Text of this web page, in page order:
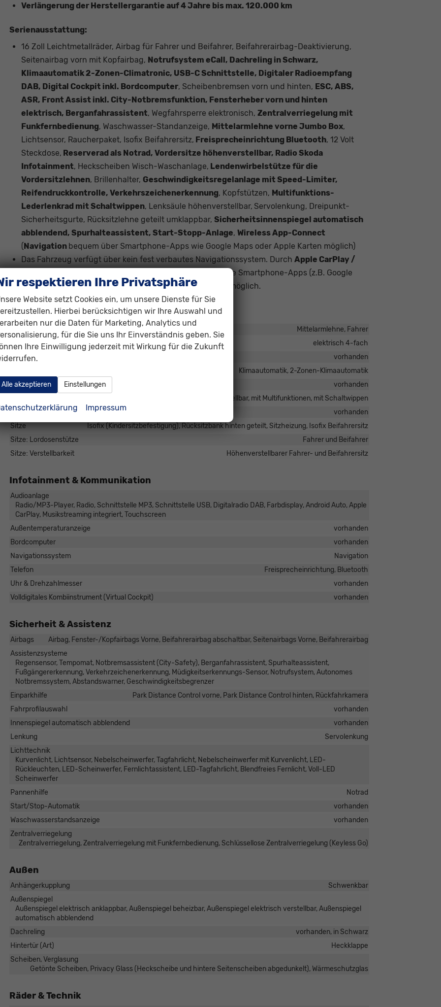
Verlängerung der Herstellergarantie auf 4 Jahre bis max. 120.000 km
Serienausstattung:
16 Zoll Leichtmetallräder, Airbag für Fahrer und Beifahrer, Beifahrerairbag-Deaktivierung,
Seitenairbag vorn mit Kopfairbag, Notrufsystem eCall, Dachreling in Schwarz,
Klimaautomatik 2-Zonen-Climatronic, USB-C Schnittstelle, Digitaler Radioempfang
DAB, Digital Cockpit inkl. Bordcomputer, Scheibenbremsen vorn und hinten, ESC, ABS,
ASR, Front Assist inkl. City-Notbremsfunktion, Fensterheber vorn und hinten
elektrisch, Berganfahrassistent, Wegfahrsperre elektronisch, Zentralverriegelung mit
Funkfernbedienung, Waschwasser-Standanzeige, Mittelarmlehne vorne Jumbo Box,
Lichtsensor, Raucherpaket, Isofix Beifahrersitz, Freisprecheinrichtung Bluetooth, 12 Volt
Steckdose, Reserverad als Notrad, Vordersitze höhenverstellbar, Radio Skoda
Infotainment, Heckscheiben Wisch-Waschanlage, Lendenwirbelstütze für die
Vordersitzlehnen, Brillenhalter, Geschwindigkeitsregelanlage mit Speed-Limiter,
Reifendruckkontrolle, Verkehrszeichenerkennung, Kopfstützen, Multifunktions-
Lederlenkrad mit Schaltwippen, Lenksäule höhenverstellbar, Servolenkung, Dreipunkt-
Sicherheitsgurte, Rücksitzlehne geteilt umklappbar, Sicherheitsinnenspiegel automatisch
abblendend, Spurhalteassistent, Start-Stopp-Anlage, Wireless App-Connect
(Navigation bequem über Smartphone-Apps wie Google Maps oder Apple Karten möglich)
Das Fahrzeug verfügt über kein fest verbautes Navigationssystem. Durch Apple CarPlay /
über kompatible Smartphone-Apps (z.B. Google
Maps oder Apple Karten) über denFahrzeugbildschirm möglich.
Innen
Mittelarmlehne, Fahrer
Fensterheber
elektrisch 4-fach
Innenraumfilter
vorhanden
Klimaautomatik, 2-Zonen-Klimaautomatik
Laderaumabdeckung
vorhanden
in Leder, höhenverstellbar, mit Multifunktionen, mit Schaltwippen
Raucherpaket
vorhanden
Sitze
Isofix (Kindersitzbefestigung), Rücksitzbank hinten geteilt, Sitzheizung, Isofix Beifahrersitz
Sitze: Lordosenstütze
Fahrer und Beifahrer
Sitze: Verstellbarkeit
Höhenverstellbarer Fahrer- und Beifahrersitz
Infotainment & Kommunikation
Audioanlage
Radio/MP3-Player, Radio, Schnittstelle MP3, Schnittstelle USB, Digitalradio DAB, Farbdisplay, Android Auto, Apple
CarPlay, Musikstreaming integriert, Touchscreen
Außentemperaturanzeige
vorhanden
Bordcomputer
vorhanden
Navigationssystem
Navigation
Telefon
Freisprecheinrichtung, Bluetooth
Uhr & Drehzahlmesser
vorhanden
Volldigitales Kombiinstrument (Virtual Cockpit)
vorhanden
Sicherheit & Assistenz
Airbags
Airbag, Fenster-/Kopfairbags Vorne, Beifahrerairbag abschaltbar, Seitenairbags Vorne, Beifahrerairbag
Assistenzsysteme
Regensensor, Tempomat, Notbremsassistent (City-Safety), Berganfahrassistent, Spurhalteassistent,
Fußgängererkennung, Verkehrzeichenerkennung, Müdigkeitserkennungs-Sensor, Notrufsystem, Autonomes
Notbremssystem, Abstandswarner, Geschwindigkeitsbegrenzer
Einparkhilfe
Park Distance Control vorne, Park Distance Control hinten, Rückfahrkamera
Fahrprofilauswahl
vorhanden
Innenspiegel automatisch abblendend
vorhanden
Lenkung
Servolenkung
Lichttechnik
Kurvenlicht, Lichtsensor, Nebelscheinwerfer, Tagfahrlicht, Nebelscheinwerfer mit Kurvenlicht, LED-
Rückleuchten, LED-Scheinwerfer, Fernlichtassistent, LED-Tagfahrlicht, Blendfreies Fernlicht, Voll-LED
Scheinwerfer
Pannenhilfe
Notrad
Start/Stop-Automatik
vorhanden
Waschwasserstandsanzeige
vorhanden
Zentralverriegelung
Zentralverriegelung, Zentralverriegelung mit Funkfernbedienung, Schlüssellose Zentralverriegelung (Keyless Go)
Außen
Anhängerkupplung
Schwenkbar
Außenspiegel
Außenspiegel elektrisch anklappbar, Außenspiegel beheizbar, Außenspiegel elektrisch verstellbar, Außenspiegel
automatisch abblendend
Dachreling
vorhanden, in Schwarz
Hintertür (Art)
Heckklappe
Scheiben, Verglasung
Getönte Scheiben, Privacy Glass (Heckscheibe und hintere Seitenscheiben abgedunkelt), Wärmeschutzglas
Räder & Technik
respektieren Ihre Privatsphäre
Website setzt Cookies ein, um unsere Dienste für Sie
Hierbei berücksichtigen wir Ihre Auswahl und
nur die Daten für Marketing, Analytics und
für die Sie uns Ihr Einverständnis geben. Sie
Ihre Einwilligung jederzeit mit Wirkung für die Zukunft
Alle akzeptieren Einstellungen
Impressum